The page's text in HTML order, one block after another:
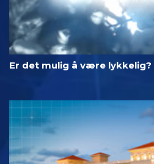
Er det mulig å være lykkelig?